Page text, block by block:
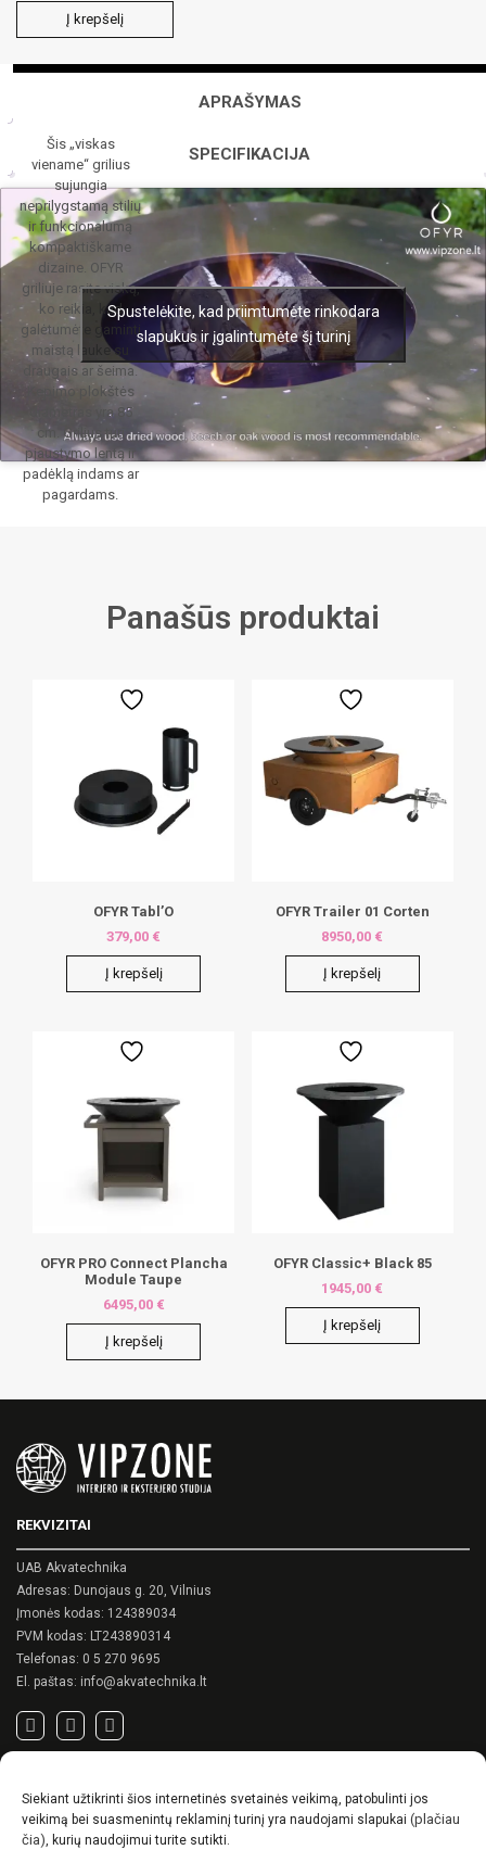
Siekiant užtikrinti šios internetinės svetainės veikimą, patobulinti jos
veikimą bei suasmenintų reklaminį turinį yra naudojami slapukai (plačiau
čia), kurių naudojimui turite sutikti.
Island
Į krepšelį
APRAŠYMAS
SPECIFIKACIJA
Šis „viskas
viename“ grilius
sujungia
neprilygstamą stilių
ir funkcionalumą
kompaktiškame
dizaine. OFYR
griliuje rasite viską,
ko reikia, kad
galėtumėte gaminti
maistą lauke su
draugais ar šeima.
Kepimo plokštės
diametras yra 85
cm. Grilius turi
pjaustymo lentą ir
padėklą indams ar
pagardams.
Spustelėkite, kad priimtumėte rinkodara
slapukus ir įgalintumėte šį turinį
Panašūs produktai
OFYR Tabl’O
379,00 €
Į krepšelį
OFYR Trailer 01 Corten
8950,00 €
Į krepšelį
OFYR PRO Connect Plancha
Module Taupe
6495,00 €
Į krepšelį
OFYR Classic+ Black 85
1945,00 €
Į krepšelį
REKVIZITAI
UAB Akvatechnika
Adresas: Dunojaus g. 20, Vilnius
Įmonės kodas: 124389034
PVM kodas: LT243890314
Telefonas: 0 5 270 9695
El. paštas: info@akvatechnika.lt
Privatumo politika
Pirkimo sąlygos